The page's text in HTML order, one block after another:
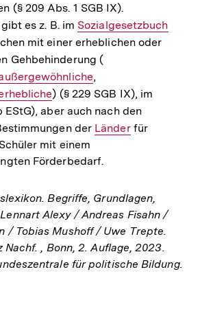
(§ 209 Abs. 1 SGB IX).
es z. B. im Interner
Link:
Sozialgesetzbuch
mit einer erheblichen oder
Gehbehinderung (
,
Link:
) (§ 229 SGB IX), im
EStG), aber auch nach den
der Interner
Länderfür
mit einem
Förderbedarf.
Begriffe, Grundlagen,
Alexy / Andreas Fisahn /
/ Tobias Mushoff / Uwe Trepte.
Nachf. , Bonn, 2. Auflage, 2023.
für politische Bildung.